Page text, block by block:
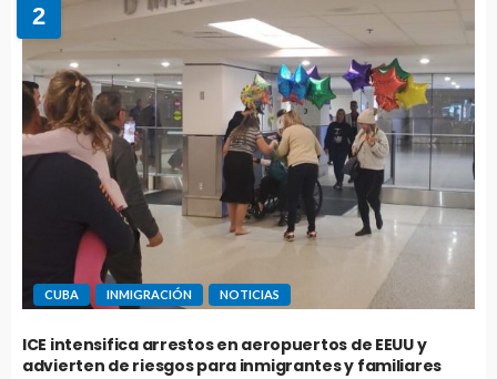
2
CUBA INMIGRACIÓN NOTICIAS
ICE intensifica arrestos en aeropuertos de EEUU y
advierten de riesgos para inmigrantes y familiares